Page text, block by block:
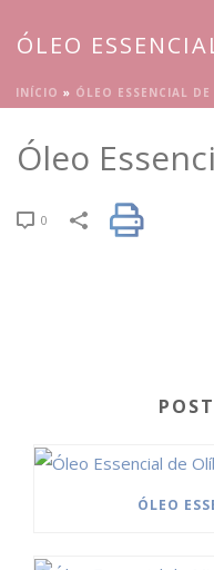
ÓLEO
INÍCIO » ÓLEO ESSENCIAL DE
Óleo
0
ÓLEO